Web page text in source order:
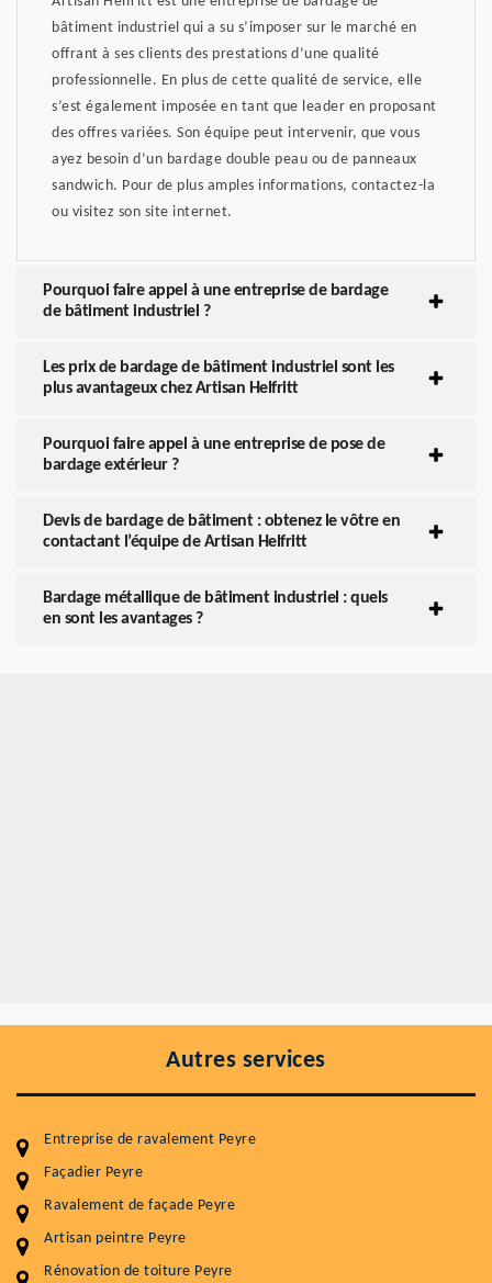
bâtiment industriel qui a su s’imposer sur le marché en
offrant à ses clients des prestations d’une qualité
professionnelle. En plus de cette qualité de service, elle
s’est également imposée en tant que leader en proposant
des offres variées. Son équipe peut intervenir, que vous
ayez besoin d’un bardage double peau ou de panneaux
sandwich. Pour de plus amples informations, contactez-la
ou visitez son site internet.
Pourquoi faire appel à une entreprise de bardage
de bâtiment industriel ?
Les prix de bardage de bâtiment industriel sont les
plus avantageux chez Artisan Helfritt
Pourquoi faire appel à une entreprise de pose de
bardage extérieur ?
Devis de bardage de bâtiment : obtenez le vôtre en
contactant l’équipe de Artisan Helfritt
Bardage métallique de bâtiment industriel : quels
en sont les avantages ?
Autres services
Entreprise de ravalement Peyre
Façadier Peyre
Ravalement de façade Peyre
Artisan peintre Peyre
Rénovation de toiture Peyre
Entretenir votre toiture, c'est préserver sa
Plus de 15 ans d'expérience en couverture et facade